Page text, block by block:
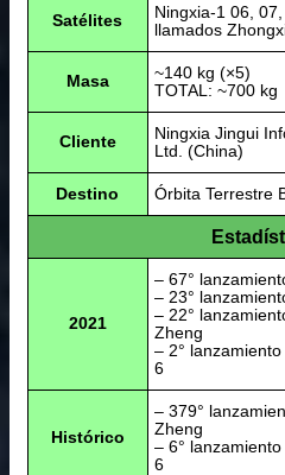
Satélites
Ningxia-1 06,
llamados
Masa
~140 kg (×5)
TOTAL: ~700 kg
Cliente
Ningxia Jingui
Ltd. (China)
Destino Órbita Terrestre
2021
– 67°
– 23°
– 22°
Zheng
– 2°
6
Histórico
– 379°
Zheng
– 6°
6